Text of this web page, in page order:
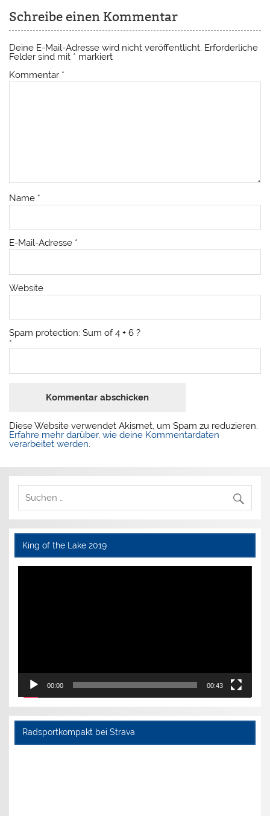
Schreibe einen Kommentar
Deine E-Mail-Adresse wird nicht veröffentlicht. Erforderliche
Felder sind mit * markiert
Kommentar *
Name *
E-Mail-Adresse *
Website
Spam protection: Sum of 4 + 6 ?
*
Diese Website verwendet Akismet, um Spam zu reduzieren.
Erfahre mehr darüber, wie deine Kommentardaten
verarbeitet werden
King of the Lake 2019
Video-
00:00 00:43
Radsportkompakt bei Strava